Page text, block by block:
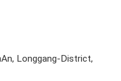
Longgang-District,